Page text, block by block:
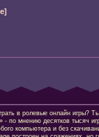
в ролевые онлайн игры?
- по мнению десятков тысяч
компьютера и без